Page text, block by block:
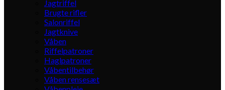
Jagtriffel
Brugte rifler
Salonriffel
Jagtknive
Våben
Riffelpatroner
Haglpatroner
Våbentilbehør
Våben rensesæt